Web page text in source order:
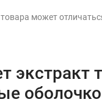
может
экстракт